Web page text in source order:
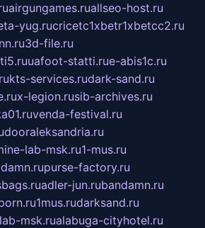
airgungames.ruallseo-host.ru
yug.rucricetc1xbetr1xbetcc2.ru
3d-file.ru
uafoot-statti.rue-abis1c.ru
kts-services.rudark-sand.ru
x-legion.rusib-archives.ru
venda-festival.ru
dooraleksandria.ru
lab-msk.ru1-mus.ru
purse-factory.ru
adler-jun.rubandamn.ru
1mus.rudarksand.ru
msk.rualabuga-cityhotel.ru